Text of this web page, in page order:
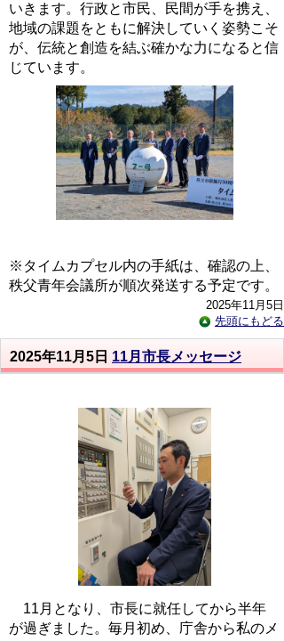
いきます。行政と市民、民間が手を携え、
地域の課題をともに解決していく姿勢こそ
が、伝統と創造を結ぶ確かな力になると信
じています。
※タイムカプセル内の手紙は、確認の上、
秩父青年会議所が順次発送する予定です。
2025年11月5日
先頭にもどる
2025年11月5日 11月市長メッセージ
11月となり、市長に就任してから半年
が過ぎました。毎月初め、庁舎から私のメ